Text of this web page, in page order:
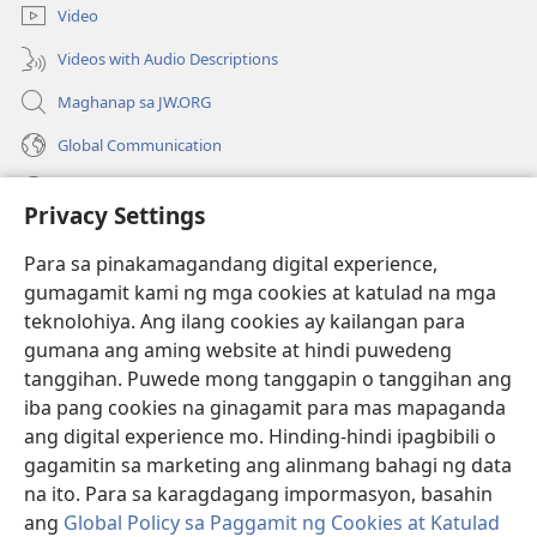
Privacy Settings
Para sa pinakamagandang digital experience,
gumagamit kami ng mga cookies at katulad na mga
teknolohiya. Ang ilang cookies ay kailangan para
gumana ang aming website at hindi puwedeng
tanggihan. Puwede mong tanggapin o tanggihan ang
iba pang cookies na ginagamit para mas mapaganda
ang digital experience mo. Hinding-hindi ipagbibili o
gagamitin sa marketing ang alinmang bahagi ng data
na ito. Para sa karagdagang impormasyon, basahin
ang Global Policy sa Paggamit ng Cookies at Katulad
bagong
window)
Video
Videos with Audio Descriptions
Maghanap sa JW.ORG
Global Communication
(may
na
bagong
window)
Watchtower ONLINE LIBRARY™
(may
bubukas
na
bagong
window)
JW Hub ®
(may
bubukas
bagong
window)
JW Library ®
Watchtower Library®